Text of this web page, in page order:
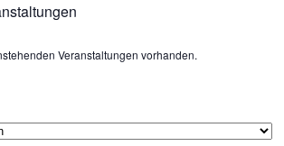
Veranstaltungen vorhanden.